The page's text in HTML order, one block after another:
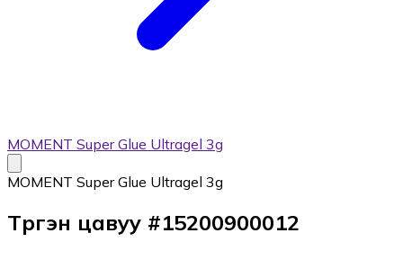
MOMENT Super Glue Ultragel 3g
MOMENT Super Glue Ultragel 3g
Түргэн цавуу #15200900012